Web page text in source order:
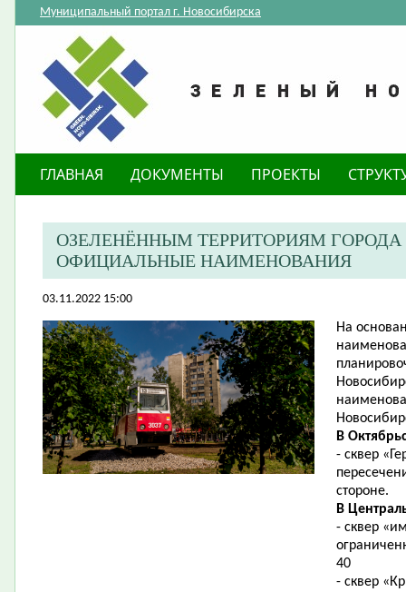
Муниципальный портал г. Новосибирска
ГЛАВНАЯ ДОКУМЕНТЫ ПРОЕКТЫ
ОЗЕЛЕНЁННЫМ ТЕРРИТОРИЯМ
ОФИЦИАЛЬНЫЕ НАИМЕНОВАНИЯ
03.11.2022 15:00
​На
В
- сквер
стороне.
В
- сквер
40
- сквер